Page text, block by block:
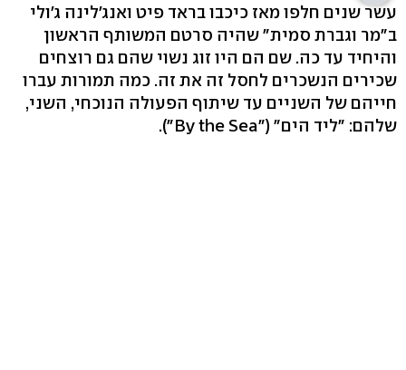
עשר שנים חלפו מאז כיכבו בראד פיט ואנג'לינה ג'ולי
ב"מר וגברת סמית" שהיה סרטם המשותף הראשון
והיחיד עד כה. שם הם היו זוג נשוי שהם גם רוצחים
שכירים הנשכרים לחסל זה את זה. כמה תמורות עברו
חייהם של השניים עד שיתוף הפעולה הנוכחי, השני,
שלהם: "ליד הים" ("By the Sea").